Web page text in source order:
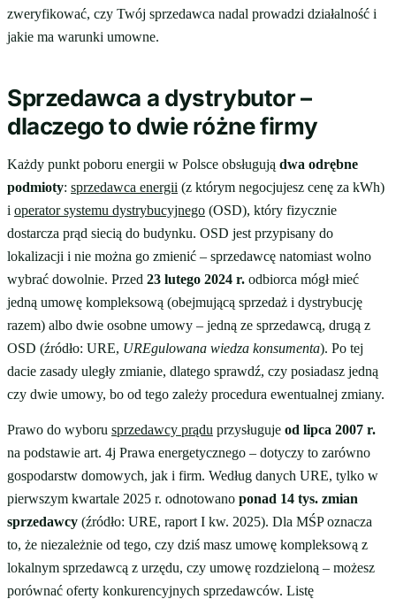
zweryfikować, czy Twój sprzedawca nadal prowadzi działalność i
jakie ma warunki umowne.
Sprzedawca a dystrybutor –
dlaczego to dwie różne firmy
Każdy punkt poboru energii w Polsce obsługują dwa odrębne
podmioty: sprzedawca energii (z którym negocjujesz cenę za kWh)
i operator systemu dystrybucyjnego (OSD), który fizycznie
dostarcza prąd siecią do budynku. OSD jest przypisany do
lokalizacji i nie można go zmienić – sprzedawcę natomiast wolno
wybrać dowolnie. Przed 23 lutego 2024 r. odbiorca mógł mieć
jedną umowę kompleksową (obejmującą sprzedaż i dystrybucję
razem) albo dwie osobne umowy – jedną ze sprzedawcą, drugą z
OSD (źródło: URE, UREgulowana wiedza konsumenta). Po tej
dacie zasady uległy zmianie, dlatego sprawdź, czy posiadasz jedną
czy dwie umowy, bo od tego zależy procedura ewentualnej zmiany.
Prawo do wyboru sprzedawcy prądu przysługuje od lipca 2007 r.
na podstawie art. 4j Prawa energetycznego – dotyczy to zarówno
gospodarstw domowych, jak i firm. Według danych URE, tylko w
pierwszym kwartale 2025 r. odnotowano ponad 14 tys. zmian
sprzedawcy (źródło: URE, raport I kw. 2025). Dla MŚP oznacza
to, że niezależnie od tego, czy dziś masz umowę kompleksową z
lokalnym sprzedawcą z urzędu, czy umowę rozdzieloną – możesz
porównać oferty konkurencyjnych sprzedawców. Listę